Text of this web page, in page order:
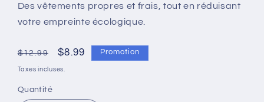
Des vêtements propres et frais, tout en réduisant
votre empreinte écologique.
Prix
habituel
$12.99
Prix
promotionnel
$8.99 Promotion
Taxes incluses.
Quantité